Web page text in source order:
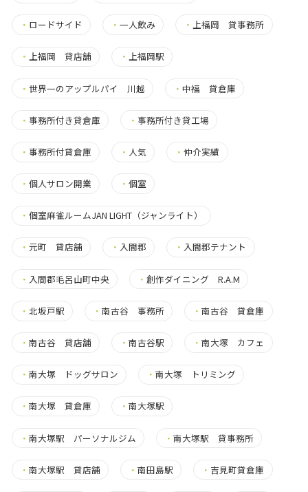
・ ロードサイド ・一人飲み ・上福岡 貸事務所
・ 上福岡 貸店舗 ・上福岡駅
・ 世界一のアップルパイ 川越 ・中福 貸倉庫
・ 事務所付き貸倉庫 ・ 事務所付き貸工場
・ 事務所付貸倉庫 ・ 人気 ・仲介実績
・ 個人サロン開業 ・個室
・ 個室麻雀ルームJAN LIGHT（ジャンライト）
・ 元町 貸店舗 ・ 入間郡 ・ 入間郡テナント
・ 入間郡毛呂山町中央 ・創作ダイニング R.A.M
・ 北坂戸駅 ・南古谷 事務所 ・南古谷 貸倉庫
・ 南古谷 貸店舗 ・南古谷駅 ・南大塚 カフェ
・ 南大塚 ドッグサロン ・南大塚 トリミング
・ 南大塚 貸倉庫 ・南大塚駅
・ 南大塚駅 パーソナルジム ・南大塚駅 貸事務所
・ 南大塚駅 貸店舗 ・南田島駅 ・ 吉見町貸倉庫